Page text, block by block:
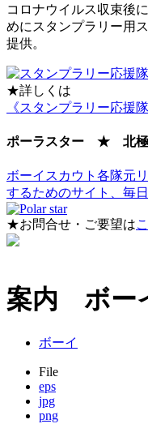
コロナウイルス収束後
めにスタンプラリー用
提供。
★詳しくは
《スタンプラリー応援隊
ポーラスター ★ 北極
ボーイスカウト各隊元
するためのサイト、毎
★お問合せ・ご要望は
案内 ボー
ボーイ
File
eps
jpg
png